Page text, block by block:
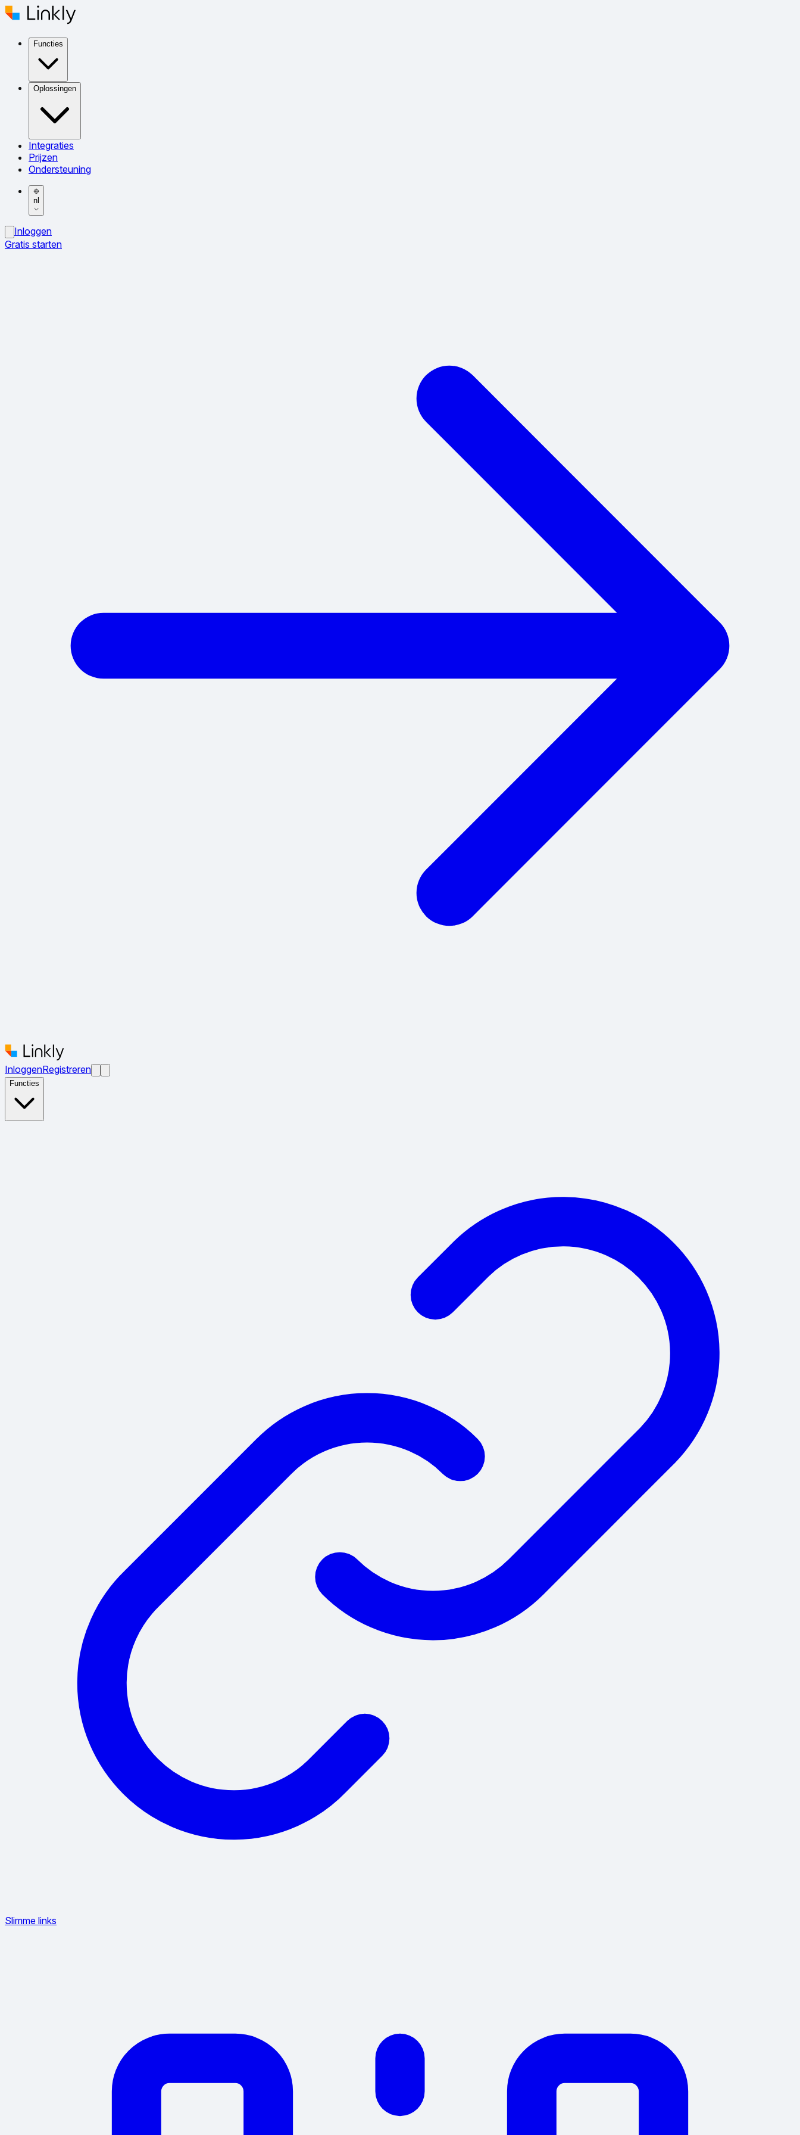
Functies
Oplossingen
Integraties
Prijzen
Ondersteuning
nl
Inloggen
Gratis starten
InloggenRegistreren
Functies
Slimme links